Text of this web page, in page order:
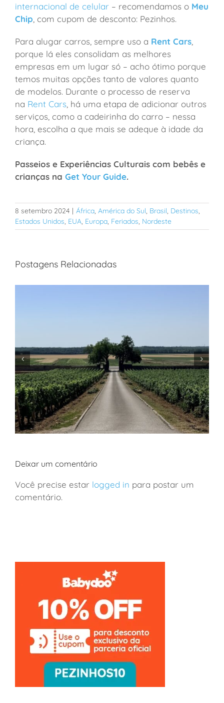
internacional de celular– recomendamos o Meu
Chip , com cupom de desconto: Pezinhos.
Para alugar carros, sempre uso a Rent Cars,
porque lá eles consolidam as melhores
empresas em um lugar só – acho ótimo porque
temos muitas opções tanto de valores quanto
de modelos. Durante o processo de reserva
na Rent Cars, há uma etapa de adicionar outros
serviços, como a cadeirinha do carro – nessa
hora, escolha a que mais se adeque à idade da
criança.
Passeios e Experiências Culturais com bebês e
crianças na Get Your Guide.
8 setembro 2024 | África América do Sul Brasil Destinos
Estados Unidos EUA Europa Feriados Nordeste
Postagens Relacionadas
Deixar um comentário
Você precise estar logged in para postar um
comentário.